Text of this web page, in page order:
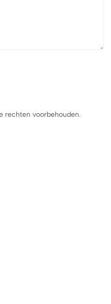
rechten voorbehouden.